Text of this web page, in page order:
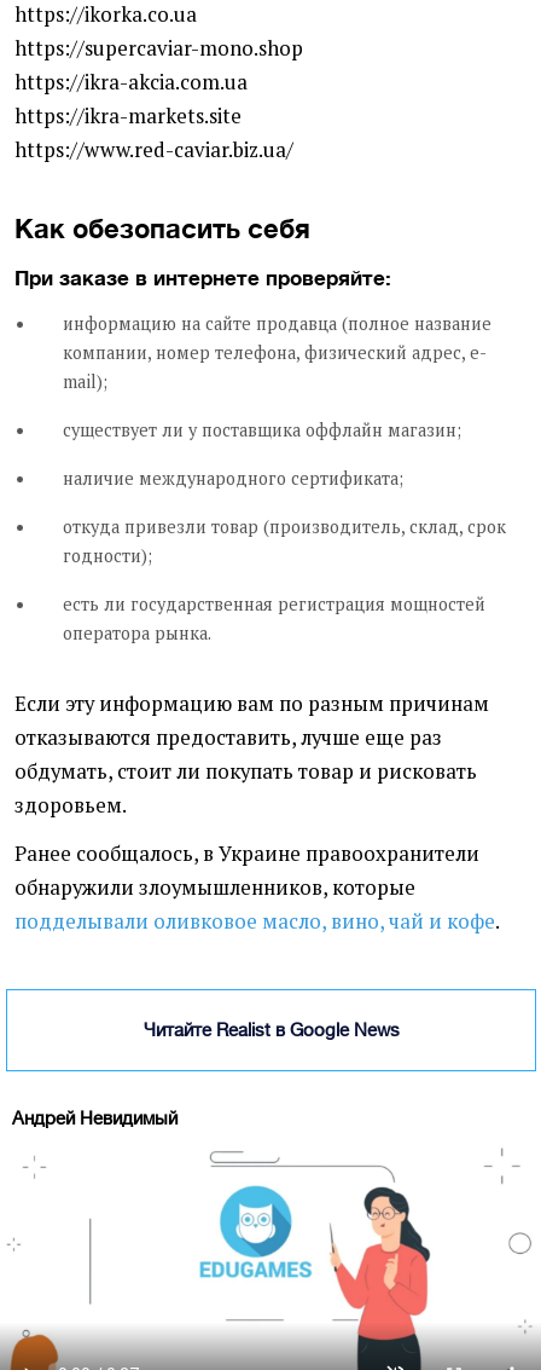
https://ikorka.co.ua
https://supercaviar-mono.shop
https://ikra-akcia.com.ua
https://ikra-markets.site
https://www.red-caviar.biz.ua/
Как обезопасить себя
При заказе в интернете проверяйте:
информацию на сайте продавца (полное название
компании, номер телефона, физический адрес, e-
mail);
существует ли у поставщика оффлайн магазин;
наличие международного сертификата;
откуда привезли товар (производитель, склад, срок
годности);
есть ли государственная регистрация мощностей
оператора рынка.
Если эту информацию вам по разным причинам
отказываются предоставить, лучше еще раз
обдумать, стоит ли покупать товар и рисковать
здоровьем.
Ранее сообщалось, в Украине правоохранители
обнаружили злоумышленников, которые
подделывали оливковое масло, вино, чай и кофе.
Читайте Realist в Google News
Андрей Невидимый